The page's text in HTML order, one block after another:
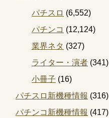
パチスロ (6,552)
パチンコ (12,124)
業界ネタ (327)
ライター・演者 (341)
小冊子 (16)
パチスロ新機種情報 (316)
パチンコ新機種情報 (417)